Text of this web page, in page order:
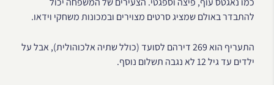
להתבדר באולם שמציג סרטים מצוירים ובמכונות משחקי וידאו.
התעריף הוא 269 דירהם לסועד (כולל שתיה אלכוהולית), אבל על
ילדים עד גיל 12 לא נגבה תשלום נוסף.